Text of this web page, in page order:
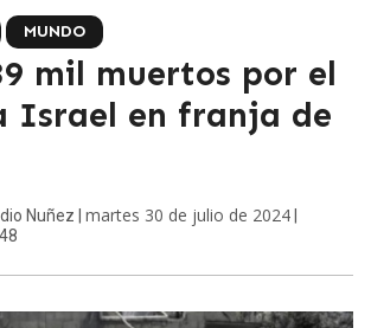
MUNDO
mil muertos por el
Israel en franja de
Nuñez | martes 30 de julio de 2024